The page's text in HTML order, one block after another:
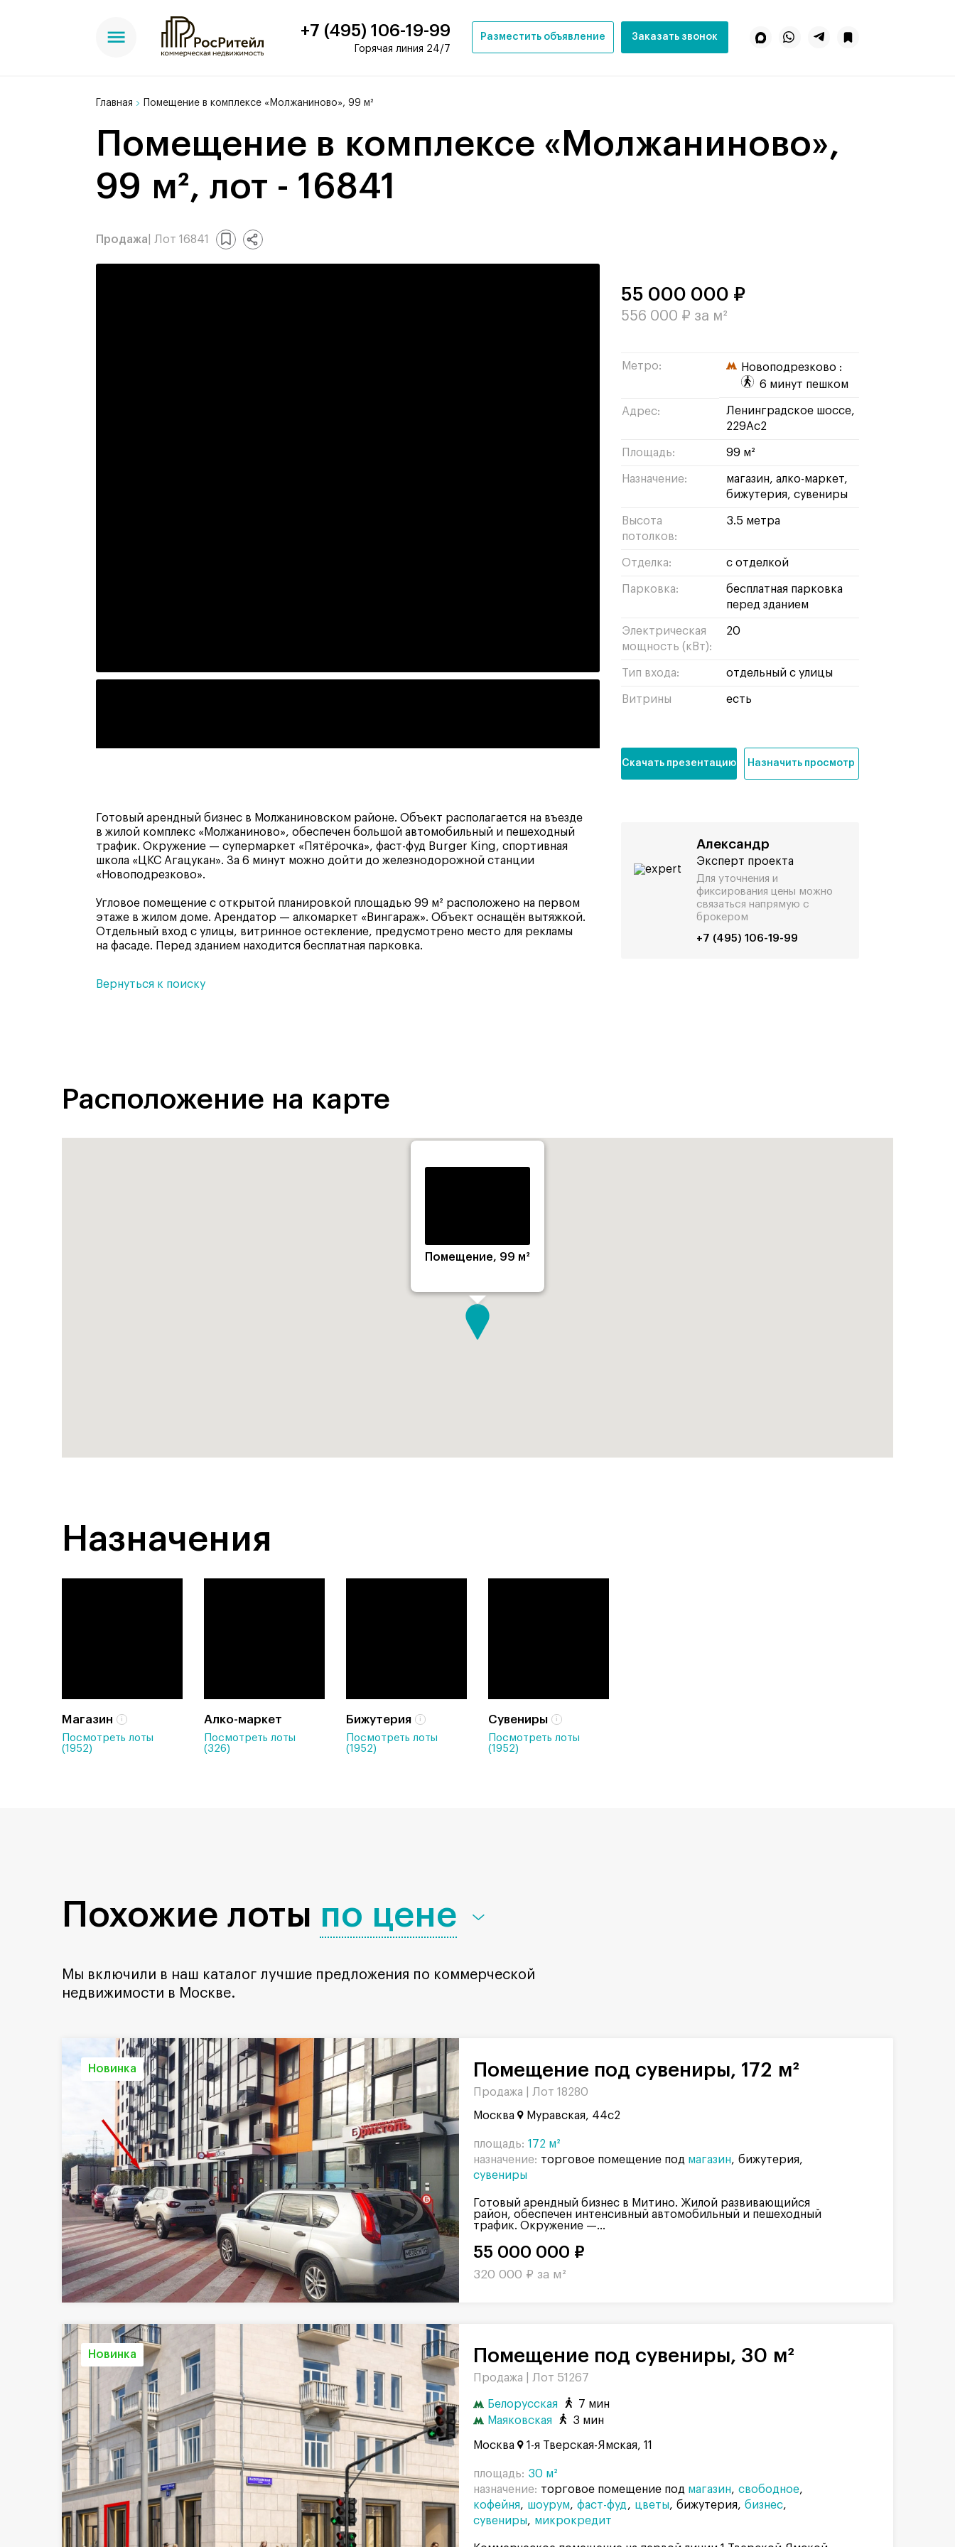
+7 (495) 106-19-99
Горячая линия 24/7
Разместить объявление Заказать звонок
Главная Помещение в комплексе «Молжаниново», 99 м²
Помещение в комплексе «Молжаниново»,
99 м², лот - 16841
Продажа | Лот 16841
Готовый арендный бизнес в Молжаниновском районе. Объект располагается на въезде
в жилой комплекс «Молжаниново», обеспечен большой автомобильный и пешеходный
трафик. Окружение — супермаркет «Пятёрочка», фаст-фуд Burger King, спортивная
школа «ЦКС Агацукан». За 6 минут можно дойти до железнодорожной станции
«Новоподрезково».
Угловое помещение с открытой планировкой площадью 99 м² расположено на первом
этаже в жилом доме. Арендатор — алкомаркет «Вингараж». Объект оснащён вытяжкой.
Отдельный вход с улицы, витринное остекление, предусмотрено место для рекламы
на фасаде. Перед зданием находится бесплатная парковка.
Вернуться к поиску
55 000 000 ₽
556 000 ₽ за м²
Метро:
Новоподрезково :
6 минут пешком
Адрес:
Ленинградское шоссе,
229Ас2
Площадь: 99 м²
Назначение: магазин алко-маркет
бижутерия сувениры
Высота
потолков:
3.5 метра
Отделка: с отделкой
Парковка:
бесплатная парковка
перед зданием
Электрическая
мощность (кВт):
20
Тип входа: отдельный с улицы
Витрины есть
Скачать презентацию Назначить просмотр
Александр
Эксперт проекта
Для уточнения и
фиксирования цены можно
связаться напрямую с
брокером
+7 (495) 106-19-99
Расположение на карте
Помещение, 99 м²
Назначения
Магазин
Посмотреть лоты
(1952)
Алко-маркет
Посмотреть лоты
(326)
Бижутерия
Посмотреть лоты
(1952)
Сувениры
Посмотреть лоты
(1952)
Похожие лоты по цене
Мы включили в наш каталог лучшие предложения по коммерческой
недвижимости в Москве.
Новинка Помещение под сувениры, 172 м²
Продажа | Лот 18280
Москва Муравская, 44с2
площадь: 172 м²
назначение: торговое помещение под магазин
бижутерия
сувениры
Готовый арендный бизнес в Митино. Жилой развивающийся
район, обеспечен интенсивный автомобильный и пешеходный
трафик. Окружение —...
55 000 000 ₽
320 000 ₽ за м²
Новинка Помещение под сувениры, 30 м²
Продажа | Лот 51267
Белорусская
7 мин
Маяковская
3 мин
Москва 1-я Тверская-Ямская, 11
площадь: 30 м²
назначение: торговое помещение под магазин
свободное
кофейня
шоурум фаст-фуд цветы бижутерия
бизнес
сувениры
микрокредит